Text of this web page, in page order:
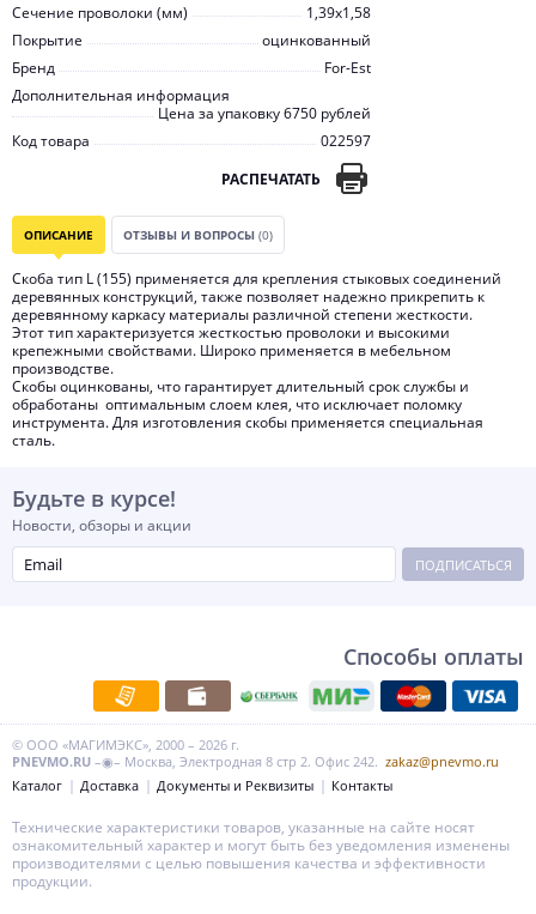
Сечение проволоки (мм)
1,39х1,58
Покрытие
оцинкованный
Бренд
For-Est
Дополнительная информация
Цена за упаковку 6750 рублей
Код товара
022597
РАСПЕЧАТАТЬ
ОПИСАНИЕ ОТЗЫВЫ И ВОПРОСЫ (0)
Скоба тип L (155) применяется для крепления стыковых соединений
деревянных конструкций, также позволяет надежно прикрепить к
деревянному каркасу материалы различной степени жесткости.
Этот тип характеризуется жесткостью проволоки и высокими
крепежными свойствами. Широко применяется в мебельном
производстве.
Cкобы оцинкованы, что гарантирует длительный срок службы и
обработаны оптимальным слоем клея, что исключает поломку
инструмента. Для изготовления скобы применяется специальная
сталь.
Будьте в курсе!
Новости, обзоры и акции
ПОДПИСАТЬСЯ
Способы оплаты
© ООО «МАГИМЭКС», 2000 – 2026 г.
PNEVMO.RU –◉– Москва, Электродная 8 стр 2. Офис 242. zakaz@pnevmo.ru
Каталог
Доставка Документы и Реквизиты Контакты
Технические характеристики товаров, указанные на сайте носят
ознакомительный характер и могут быть без уведомления изменены
производителями с целью повышения качества и эффективности
продукции.